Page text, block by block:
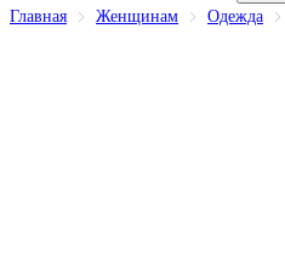
Главная Женщинам Одежда